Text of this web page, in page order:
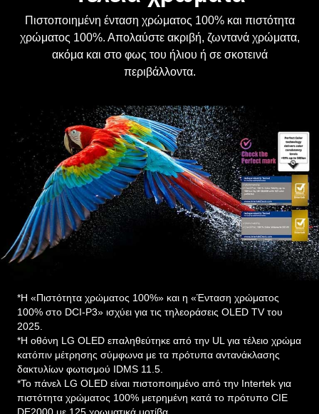
χρώματος 100%. Απολαύστε ακριβή, ζωντανά χρώματα,
ακόμα και στο φως του ήλιου ή σε σκοτεινά
περιβάλλοντα.
2025.
*Η οθόνη LG OLED επαληθεύτηκε από την UL για τέλειο χρώμα
κατόπιν μέτρησης σύμφωνα με τα πρότυπα αντανάκλασης
δακτυλίων φωτισμού IDMS 11.5.
*Το πάνελ LG OLED είναι πιστοποιημένο από την Intertek για
πιστότητα χρώματος 100% μετρημένη κατά το πρότυπο CIE
DE2000 με 125 χρωματικά μοτίβα.
*Το Display Color Gamut Volume (CGV) είναι ισοδύναμο ή